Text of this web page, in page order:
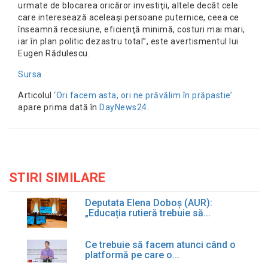
urmate de blocarea oricăror investiţii, altele decât cele
care interesează aceleaşi persoane puternice, ceea ce
înseamnă recesiune, eficienţă minimă, costuri mai mari,
iar în plan politic dezastru total”, este avertismentul lui
Eugen Rădulescu.
Sursa
Articolul ‘Ori facem asta, ori ne prăvălim în prăpastie’
apare prima dată în DayNews24
STIRI SIMILARE
Deputata Elena Doboș (AUR):
„Educația rutieră trebuie să...
Ce trebuie să facem atunci când o
platformă pe care o...